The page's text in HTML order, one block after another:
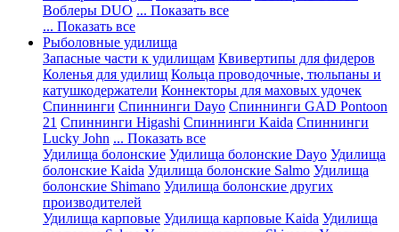
Воблеры DUO ... Показать все
... Показать все
Рыболовные удилища
Запасные части к удилищам Квивертипы для фидеров
Коленья для удилищ Кольца проводочные, тюльпаны и
катушкодержатели Коннекторы для маховых удочек
Спиннинги Спиннинги Dayo Спиннинги GAD Pontoon
21 Спиннинги Higashi Спиннинги Kaida Спиннинги
Lucky John ... Показать все
Удилища болонские Удилища болонские Dayo Удилища
болонские Kaida Удилища болонские Salmo Удилища
болонские Shimano Удилища болонские других
производителей
Удилища карповые Удилища карповые Kaida Удилища